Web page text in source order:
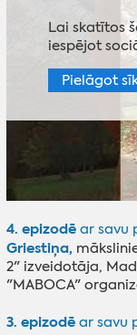
Lai skatītos
iespējot
Pielāgot
4. epizodēar savu
Griestiņa,
2" izveidotāja,
"MABOCA"
3. epizodēar savu